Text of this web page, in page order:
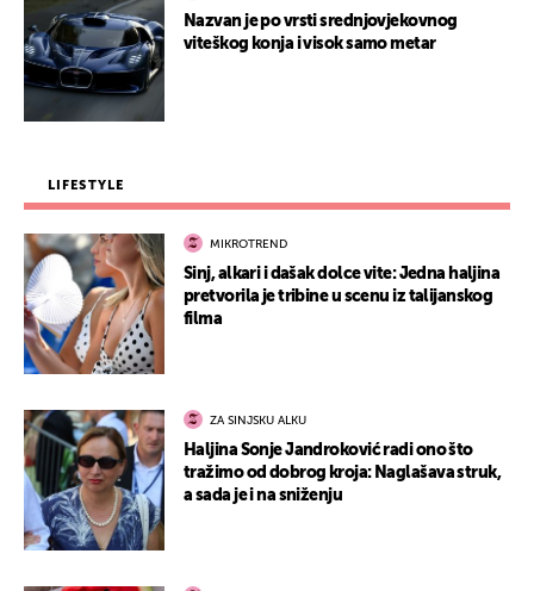
Nazvan je po vrsti srednjovjekovnog
viteškog konja i visok samo metar
LIFESTYLE
MIKROTREND
Sinj, alkari i dašak dolce vite: Jedna haljina
pretvorila je tribine u scenu iz talijanskog
filma
ZA SINJSKU ALKU
Haljina Sonje Jandroković radi ono što
tražimo od dobrog kroja: Naglašava struk,
a sada je i na sniženju